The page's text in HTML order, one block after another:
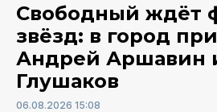
Свободный ждёт
звёзд: в город
Андрей Аршавин
Глушаков
06.08.2026 15:08